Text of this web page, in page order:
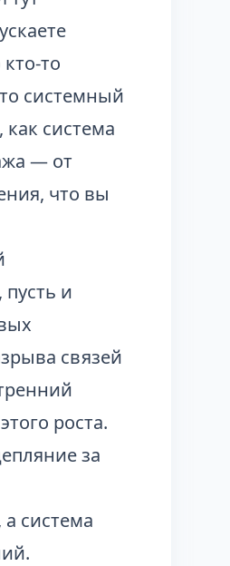
то
системный
система
— от
что вы
и
связей
роста.
за
система